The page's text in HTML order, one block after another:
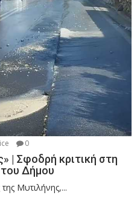
0
| Σφοδρή κριτική στη
του Δήμου
Μυτιλήνης,...